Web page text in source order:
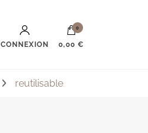
CONNEXION
0
0,00 €
reutilisable